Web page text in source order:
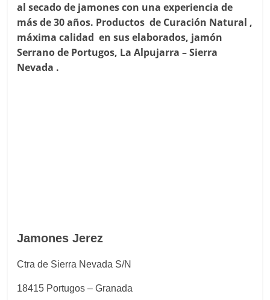
al secado de jamones con una experiencia de
más de 30 años. Productos de Curación Natural ,
máxima calidad en sus elaborados, jamón
Serrano de Portugos, La Alpujarra – Sierra
Nevada .
Jamones Jerez
Ctra de Sierra Nevada S/N
18415 Portugos – Granada